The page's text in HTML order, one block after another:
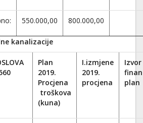
550.000,00 800.000,00
kanalizacije
Plan
2019.
Procjena
troškova
(kuna)
I.izmjene
2019.
procjena
Izvor
plan